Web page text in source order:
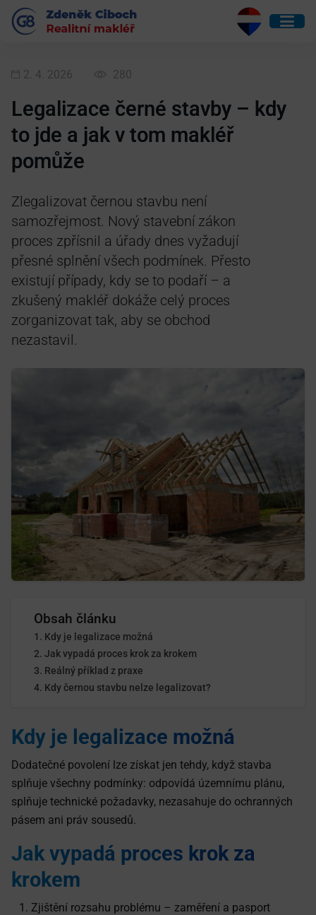
2. 4. 2026 280
Legalizace černé stavby – kdy
to jde a jak v tom makléř
pomůže
Zlegalizovat černou stavbu není
samozřejmost. Nový stavební zákon
proces zpřísnil a úřady dnes vyžadují
přesné splnění všech podmínek. Přesto
existují případy, kdy se to podaří – a
zkušený makléř dokáže celý proces
zorganizovat tak, aby se obchod
nezastavil.
Obsah článku
Kdy je legalizace možná
Jak vypadá proces krok za krokem
Reálný příklad z praxe
Kdy černou stavbu nelze legalizovat?
Kdy je legalizace možná
Dodatečné povolení lze získat jen tehdy, když stavba
splňuje všechny podmínky: odpovídá územnímu plánu,
splňuje technické požadavky, nezasahuje do ochranných
pásem ani práv sousedů.
Jak vypadá proces krok za
krokem
Zjištění rozsahu problému – zaměření a pasport